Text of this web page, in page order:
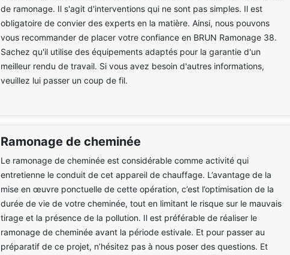
de ramonage. Il s'agit d'interventions qui ne sont pas simples. Il est
obligatoire de convier des experts en la matière. Ainsi, nous pouvons
vous recommander de placer votre confiance en BRUN Ramonage 38.
Sachez qu'il utilise des équipements adaptés pour la garantie d'un
meilleur rendu de travail. Si vous avez besoin d'autres informations,
veuillez lui passer un coup de fil.
Ramonage de cheminée
Le ramonage de cheminée est considérable comme activité qui
entretienne le conduit de cet appareil de chauffage. L’avantage de la
mise en œuvre ponctuelle de cette opération, c’est l’optimisation de la
durée de vie de votre cheminée, tout en limitant le risque sur le mauvais
tirage et la présence de la pollution. Il est préférable de réaliser le
ramonage de cheminée avant la période estivale. Et pour passer au
préparatif de ce projet, n’hésitez pas à nous poser des questions. Et